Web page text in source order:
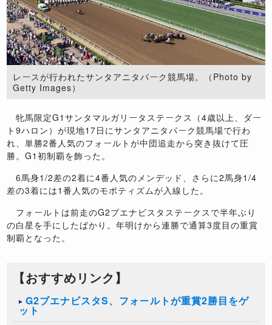
レースが行われたサンタアニタパーク競馬場。（Photo by
Getty Images）
牝馬限定G1サンタマルガリータステークス（4歳以上、ダー
ト9ハロン）が現地17日にサンタアニタパーク競馬場で行わ
れ、単勝2番人気のフォールトが中団追走から突き抜けて圧
勝。G1初制覇を飾った。
6馬身1/2差の2着に4番人気のメンデッド、さらに2馬身1/4
差の3着には1番人気のモポティズムが入線した。
フォールトは前走のG2ブエナビスタステークスで半年ぶり
の白星を手にしたばかり。年明けから連勝で通算3度目の重賞
制覇となった。
【おすすめリンク】
G2ブエナビスタS、フォールトが重賞2勝目をゲ
ット